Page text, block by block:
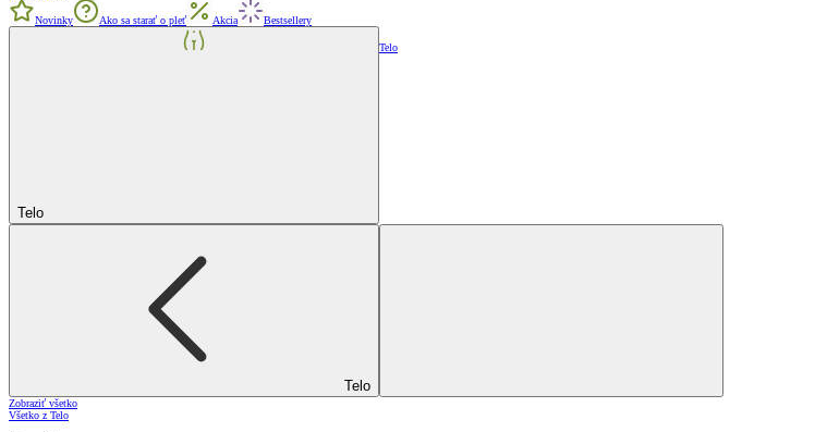
Novinky Ako sa starať o pleť Akcia Bestsellery
Telo
Telo
Telo
Zobraziť všetko
Všetko z Telo